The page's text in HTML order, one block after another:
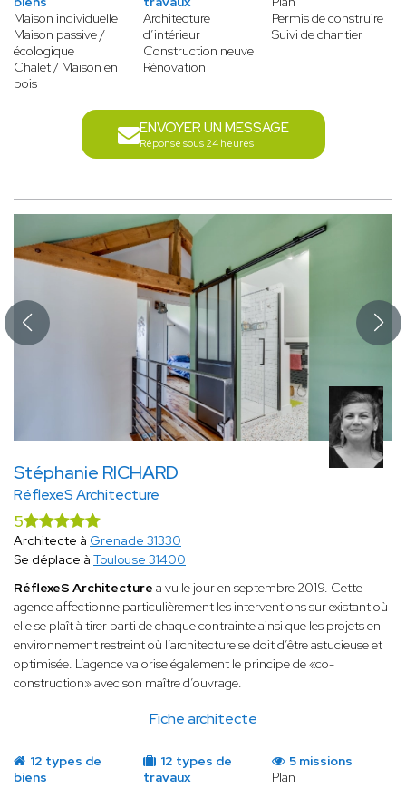
Maison individuelle
Maison passive /
écologique
Chalet / Maison en
bois
Architecture
d’intérieur
Construction neuve
Rénovation
Permis de construire
Suivi de chantier
ENVOYER UN MESSAGE
Réponse sous 24 heures
Stéphanie RICHARD
RéflexeS Architecture
Fiche architecte
5
Architecte à Grenade 31330
Se déplace à Toulouse 31400
RéflexeS Architecture a vu le jour en septembre 2019. Cette
agence affectionne particulièrement les interventions sur existant où
elle se plaît à tirer parti de chaque contrainte ainsi que les projets en
environnement restreint où l’architecture se doit d’être astucieuse et
optimisée. L’agence valorise également le principe de «co-
construction» avec son maître d’ouvrage.
12 types de
biens
12 types de
travaux
5 missions
Plan